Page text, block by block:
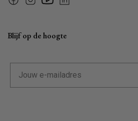
FacebookInstagramYouTubeLinkedin
Blijf op de hoogte